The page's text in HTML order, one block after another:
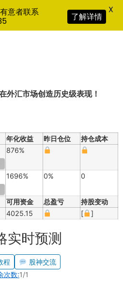
外汇市场创造历史级表现！
年化收益 昨日仓位 持仓成本
876%
1696% 0% 0
可用资金 总盈亏
持股变动
4025.15 [ ]
实时预测
程
股神交流
次数:1/1
意者联系
了解详情
X